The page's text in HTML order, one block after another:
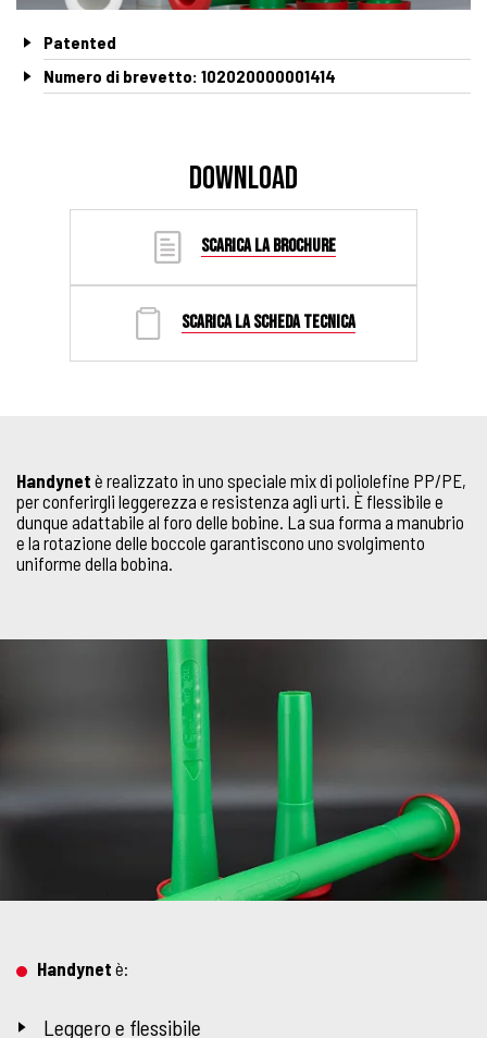
Patented
Numero di brevetto: 102020000001414
DOWNLOAD
SCARICA LA BROCHURE
SCARICA LA SCHEDA TECNICA
Handynet è realizzato in uno speciale mix di poliolefine PP/PE,
per conferirgli leggerezza e resistenza agli urti. È flessibile e
dunque adattabile al foro delle bobine. La sua forma a manubrio
e la rotazione delle boccole garantiscono uno svolgimento
uniforme della bobina.
Handynet è:
Leggero e flessibile